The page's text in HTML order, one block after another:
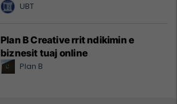
UBT
Plan B Creative rrit ndikimin e
biznesit tuaj online
Plan B